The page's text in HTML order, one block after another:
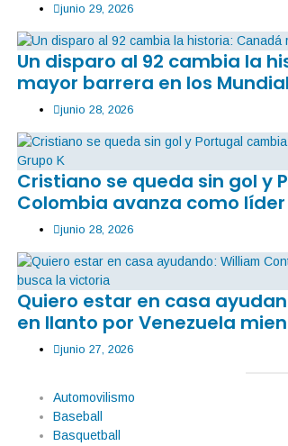
junio 29, 2026
Un disparo al 92 cambia la
mayor barrera en los
junio 28, 2026
Cristiano se queda sin gol y
Colombia avanza como líder
junio 28, 2026
Quiero estar en casa
en llanto por Venezuela
junio 27, 2026
Automovilismo
Baseball
Basquetball